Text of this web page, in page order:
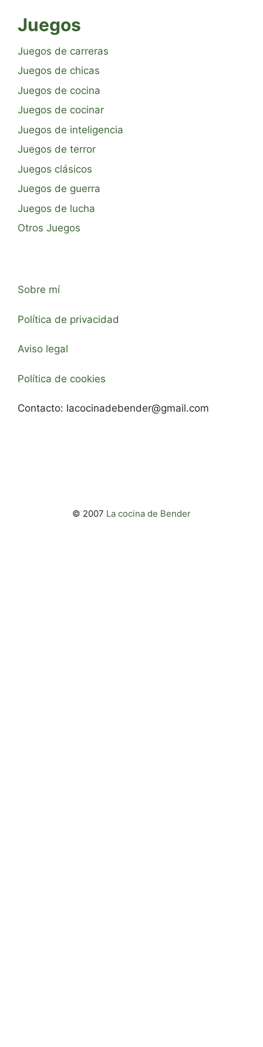
Juegos
Juegos de carreras
Juegos de chicas
Juegos de cocina
Juegos de cocinar
Juegos de inteligencia
Juegos de terror
Juegos clásicos
Juegos de guerra
Juegos de lucha
Otros Juegos
Sobre mí
Política de privacidad
Aviso legal
Política de cookies
Contacto: lacocinadebender@gmail.com
© 2007 La cocina de Bender